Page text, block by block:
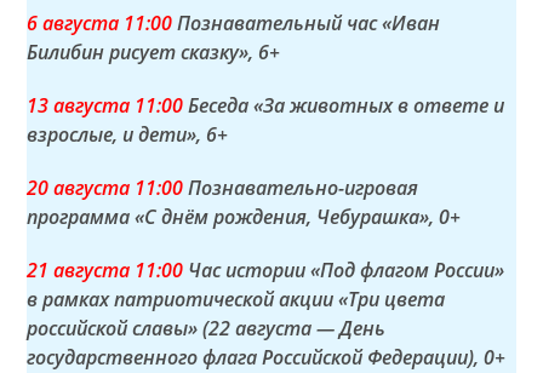
6 августа 11:00Познавательный час «Иван
Билибин рисует сказку», 6+
13 августа 11:00Беседа «За животных в ответе и
взрослые, и дети», 6+
20 августа 11:00Познавательно-игровая
программа «С днём рождения, Чебурашка», 0+
21 августа 11:00 Час истории «Под флагом России»
в рамках патриотической акции «Три цвета
российской славы» (22 августа — День
государственного флага Российской Федерации), 0+